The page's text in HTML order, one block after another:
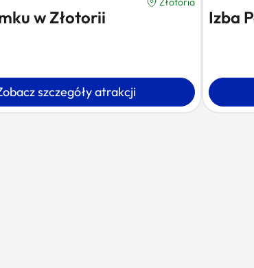
w Złotorii
szczegóły atrakcji
Izba